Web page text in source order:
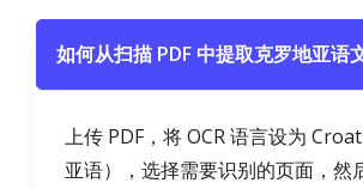
如何从扫描 PDF 中提取克罗地亚语
上传 PDF，将 OCR 语言设为
亚语），选择需要识别的页面，然